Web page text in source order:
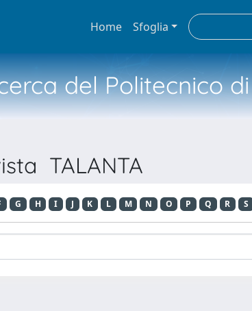
Home Sfoglia
del Politecnico
TALANTA
G H I J K L M N O P Q R S